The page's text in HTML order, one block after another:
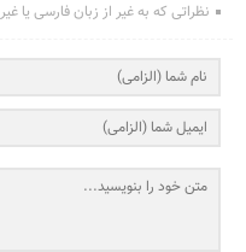
نظراتی که به غیر از زبان فارسی یا